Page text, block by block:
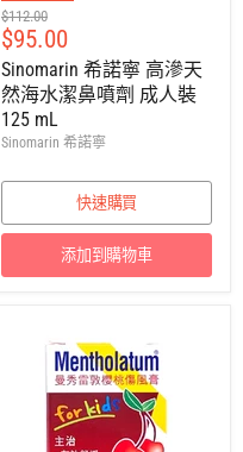
建
議
零
售
價
$112.00
售
價
$95.00
Sinomarin 希諾寧 高滲天
然海水潔鼻噴劑 成人裝
125 mL
Sinomarin 希諾寧
快速購買
添加到購物車